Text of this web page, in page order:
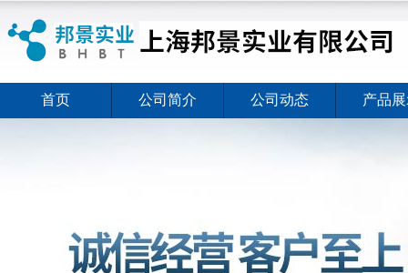
首页 公司简介 公司动态 产品